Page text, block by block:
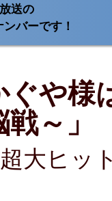
送の
バーです！
や様
～」
大ヒッ